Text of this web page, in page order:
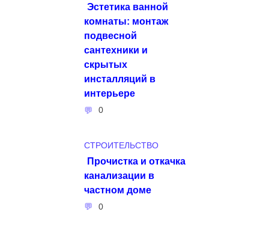
Эстетика ванной
комнаты: монтаж
подвесной
сантехники и
скрытых
инсталляций в
интерьере
0
СТРОИТЕЛЬСТВО
Прочистка и откачка
канализации в
частном доме
0